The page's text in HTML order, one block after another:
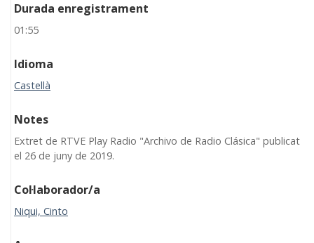
Durada enregistrament
01:55
Idioma
Castellà
Notes
Extret de RTVE Play Radio "Archivo de Radio Clásica" publicat
el 26 de juny de 2019.
Col·laborador/a
Niqui, Cinto